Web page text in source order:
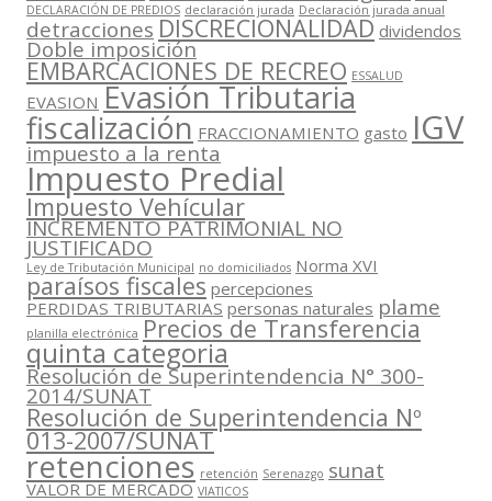
DECLARACIÓN DE PREDIOS declaración jurada Declaración jurada anual
detracciones DISCRECIONALIDAD dividendos
Doble imposición
EMBARCACIONES DE RECREO ESSALUD
EVASION Evasión Tributaria
fiscalización FRACCIONAMIENTO gasto IGV
impuesto a la renta
Impuesto Predial
Impuesto Vehícular
INCREMENTO PATRIMONIAL NO
JUSTIFICADO
Ley de Tributación Municipal no domiciliados Norma XVI
paraísos fiscales percepciones
PERDIDAS TRIBUTARIAS personas naturales plame
planilla electrónica Precios de Transferencia
quinta categoria
Resolución de Superintendencia N° 300-
2014/SUNAT
Resolución de Superintendencia Nº
013-2007/SUNAT
retenciones retención Serenazgo sunat
VALOR DE MERCADO VIATICOS